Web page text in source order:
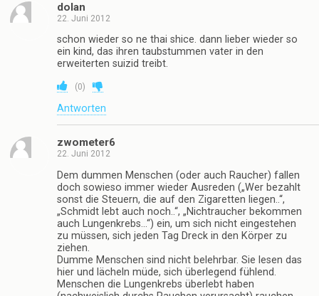
(0)
käsekuchen
Geil gemacht. aber naja …und zisch und klack und
wech…
Antworten
ohlsen
22. Juni 2012
ich finds echt albern wie manche menschen sich
darüber aufregen können. man lebt um zu leben das
ist schon klar nur warum muss man dafür rauchen??
(0)
Antworten